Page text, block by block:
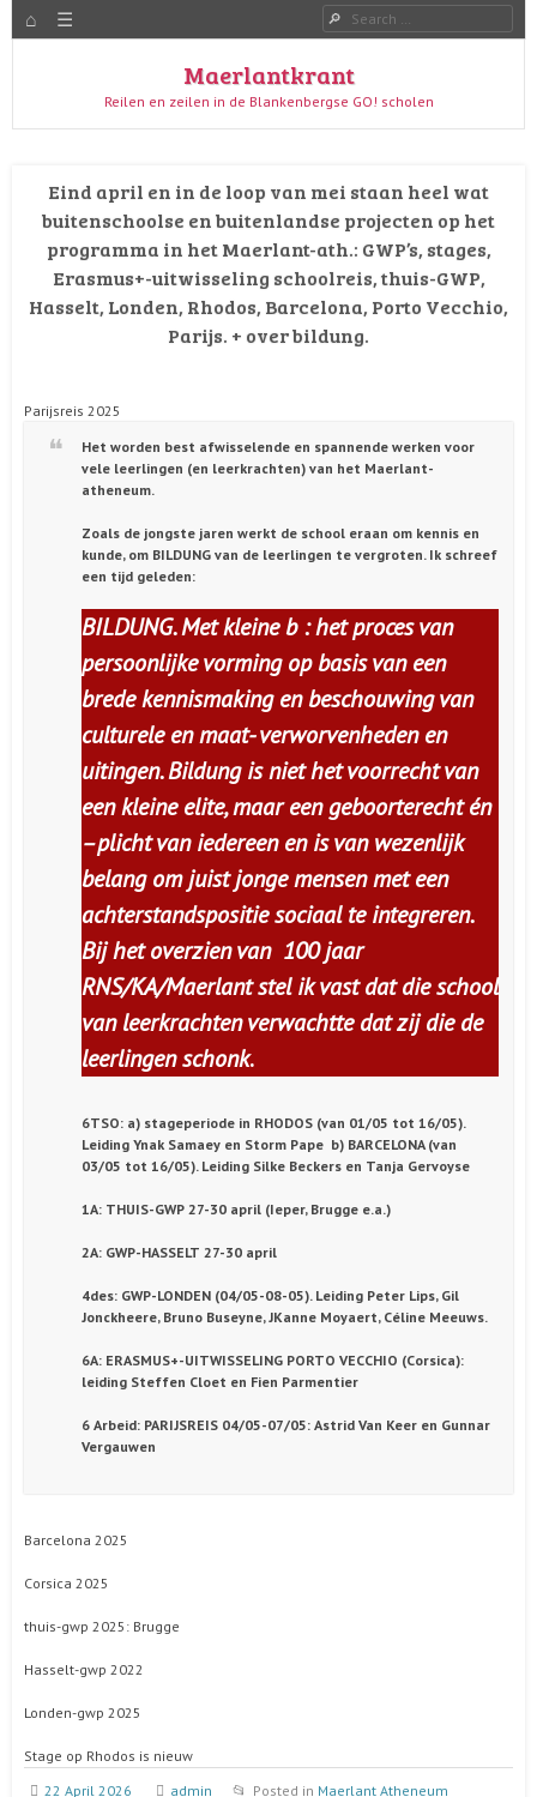
HOME Search
Maerlantkrant
Reilen en zeilen in de Blankenbergse GO! scholen
Eind april en in de loop van mei staan heel wat
buitenschoolse en buitenlandse projecten op het
programma in het Maerlant-ath.: GWP’s, stages,
Erasmus+-uitwisseling schoolreis, thuis-GWP,
Hasselt, Londen, Rhodos, Barcelona, Porto Vecchio,
Parijs. + over bildung.
Parijsreis 2025
Het worden best afwisselende en spannende werken voor
vele leerlingen (en leerkrachten) van het Maerlant-
atheneum.
Zoals de jongste jaren werkt de school eraan om kennis en
kunde, om BILDUNG van de leerlingen te vergroten. Ik schreef
een tijd geleden:
BILDUNG. Met kleine b : het proces van
persoonlijke vorming op basis van een
brede kennismaking en beschouwing van
culturele en maat- verworvenheden en
uitingen. Bildung is niet het voorrecht van
een kleine elite, maar een geboorterecht én
–plicht van iedereen en is van wezenlijk
belang om juist jonge mensen met een
achterstandspositie sociaal te integreren.
Bij het overzien van 100 jaar
RNS/KA/Maerlant stel ik vast dat die school
van leerkrachten verwachtte dat zij die de
leerlingen schonk.
6TSO: a) stageperiode in RHODOS (van 01/05 tot 16/05).
Leiding Ynak Samaey en Storm Pape b) BARCELONA (van
03/05 tot 16/05). Leiding Silke Beckers en Tanja Gervoyse
1A: THUIS-GWP 27-30 april (Ieper, Brugge e.a.)
2A: GWP-HASSELT 27-30 april
4des: GWP-LONDEN (04/05-08-05). Leiding Peter Lips, Gil
Jonckheere, Bruno Buseyne, JKanne Moyaert, Céline Meeuws.
6A: ERASMUS+-UITWISSELING PORTO VECCHIO (Corsica):
leiding Steffen Cloet en Fien Parmentier
6 Arbeid: PARIJSREIS 04/05-07/05: Astrid Van Keer en Gunnar
Vergauwen
Barcelona 2025
Corsica 2025
thuis-gwp 2025: Brugge
Hasselt-gwp 2022
Londen-gwp 2025
Stage op Rhodos is nieuw
22 April 2026
admin Posted in Maerlant Atheneum